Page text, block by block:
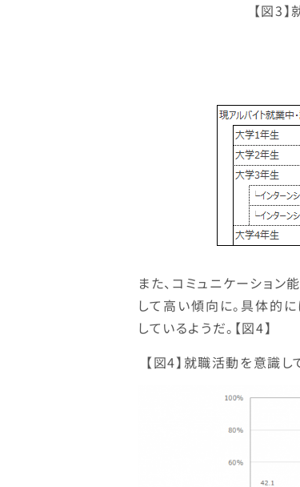
【図3
また、コミュニケーショ
して高い傾向に。具体的
しているようだ。【図4】
【図4】就職活動を意識